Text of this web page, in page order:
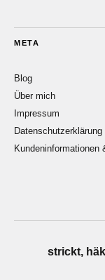
META
Blog
Über mich
Impressum
Datenschutzerklärung
Kundeninformationen
strickt,